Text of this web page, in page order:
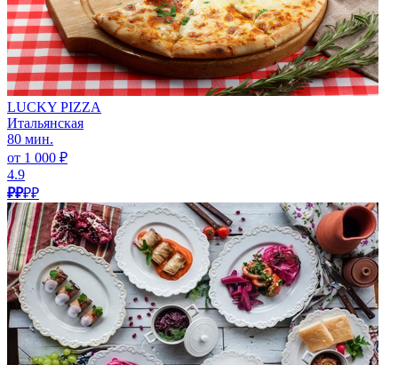
LUCKY PIZZA
Итальянская
80 мин.
от 1 000 ₽
4.9
₽₽₽₽